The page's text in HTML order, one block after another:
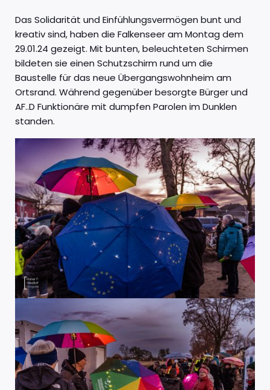
Das Solidarität und Einfühlungsvermögen bunt und
kreativ sind, haben die Falkenseer am Montag dem
29.01.24 gezeigt. Mit bunten, beleuchteten Schirmen
bildeten sie einen Schutzschirm rund um die
Baustelle für das neue Übergangswohnheim am
Ortsrand. Während gegenüber besorgte Bürger und
AF..D Funktionäre mit dumpfen Parolen im Dunklen
standen.